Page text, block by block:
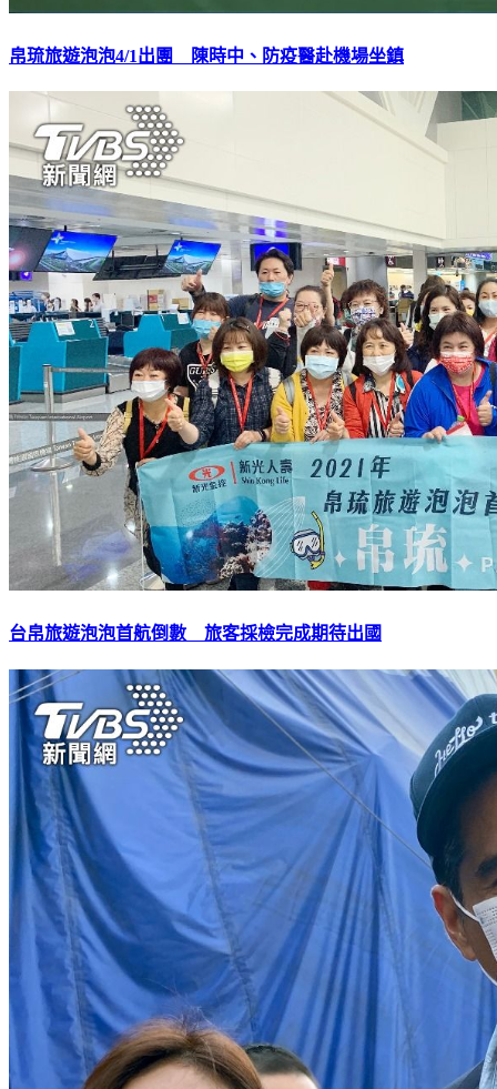
帛琉旅遊泡泡4/1出團 陳時中、防疫醫赴機場坐鎮
台帛旅遊泡泡首航倒數 旅客採檢完成期待出國